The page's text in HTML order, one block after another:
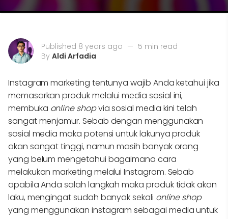
Published 8 years ago — 5 min read
By Aldi Arfadia
Instagram marketing tentunya wajib Anda ketahui jika
memasarkan produk melalui media sosial ini,
membuka online shopvia sosial media kini telah
sangat menjamur. Sebab dengan menggunakan
sosial media maka potensi untuk lakunya produk
akan sangat tinggi, namun masih banyak orang
yang belum mengetahui bagaimana cara
melakukan marketing melalui Instagram. Sebab
apabila Anda salah langkah maka produk tidak akan
laku, mengingat sudah banyak sekali online shop
yang menggunakan instagram sebagai media untuk